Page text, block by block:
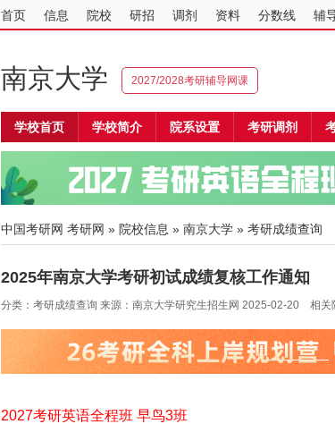
首页 信息 院校 研招 调剂 资料 分数线 辅
南京大学 2027/2028考研辅导网课
学校首页 学校简介 院系设置 考研调剂
中国考研网 考研网 » 院校信息 » 南京大学 » 考研成绩查询
2025年南京大学考研初试成绩复核工作通知
分类：考研成绩查询 来源：南京大学研究生招生网 2025-02-20 相关
2027考研英语全程班 早鸟3班